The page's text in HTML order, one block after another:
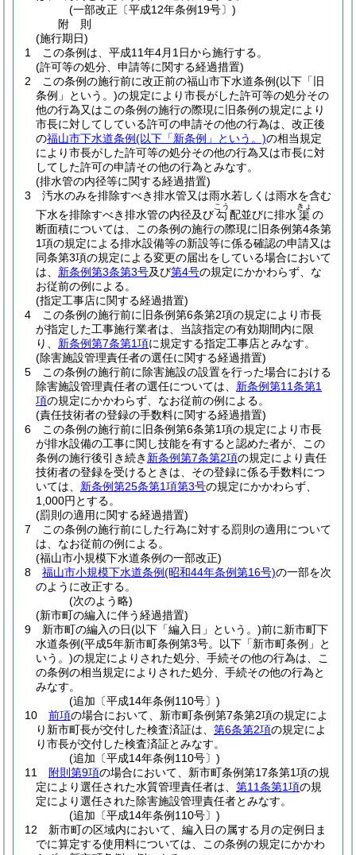
(一部改正〔平成12年条例19号〕)
附 則
(施行期日)
1
この条例は、平成11年4月1日から施行する。
(許可等の処分、申請等に関する経過措置)
2
この条例の施行前に改正前の福山市下水道条例(以下「旧
条例」という。)の規定により市長がした許可等の処分その
他の行為又はこの条例の施行の際現に旧条例の規定により
市長に対してしている許可の申請その他の行為は、改正後
の福山市下水道条例(以下「新条例」という。)の相当規定
により市長がした許可等の処分その他の行為又は市長に対
してした許可の申請その他の行為とみなす。
(排水管の内径等に関する経過措置)
3
汚水のみを排除すべき排水管又は雨水若しくは雨水を含む
下水を排除すべき排水管の内径及び勾
こう
配並びに排水 渠
きょ
の
断面積については、この条例の施行の際現に旧条例第4条第
1項の規定による排水設備等の新設等に係る確認の申請又は
同条第3項の規定による変更の届出をしている場合において
は、 新条例第3条第3号及び第4号の規定にかかわらず、な
お従前の例による。
(指定工事店に関する経過措置)
4
この条例の施行前に旧条例第6条第2項の規定により市長
が指定した工事施行業者は、当該指定の有効期間内に限
り、 新条例第7条第1項に規定する指定工事店とみなす。
(除害施設管理責任者の選任に関する経過措置)
5
この条例の施行前に除害施設の設置を行った場合における
除害施設管理責任者の選任については、 新条例第11条第1
項の規定にかかわらず、なお従前の例による。
(責任技術者の登録の手数料に関する経過措置)
6
この条例の施行前に旧条例第6条第1項の規定により市長
が排水設備の工事に関し技能を有すると認めた者が、この
条例の施行後引き続き 新条例第7条第2項の規定により責任
技術者の登録を受けるときは、その登録に係る手数料につ
いては、 新条例第25条第1項第3号の規定にかかわらず、
1,000円とする。
(罰則の適用に関する経過措置)
7
この条例の施行前にした行為に対する罰則の適用について
は、なお従前の例による。
(福山市小規模下水道条例の一部改正)
8
福山市小規模下水道条例(昭和44年条例第16号)の一部を次
のように改正する。
(次のよう略)
(新市町の編入に伴う経過措置)
9
新市町の編入の日(以下「編入日」という。)前に新市町下
水道条例(平成5年新市町条例第3号。以下「新市町条例」と
いう。)の規定によりされた処分、手続その他の行為は、こ
の条例の相当規定によりされた処分、手続その他の行為と
みなす。
(追加〔平成14年条例110号〕)
10
前項の場合において、新市町条例第7条第2項の規定によ
り新市町長が交付した検査済証は、 第6条第2項の規定によ
り市長が交付した検査済証とみなす。
(追加〔平成14年条例110号〕)
11
附則第9項の場合において、新市町条例第17条第1項の規
定により選任された水質管理責任者は、 第11条第1項の規
定により選任された除害施設管理責任者とみなす。
(追加〔平成14年条例110号〕)
12
新市町の区域内において、編入日の属する月の定例日ま
でに算定する使用料については、この条例の規定にかかわ